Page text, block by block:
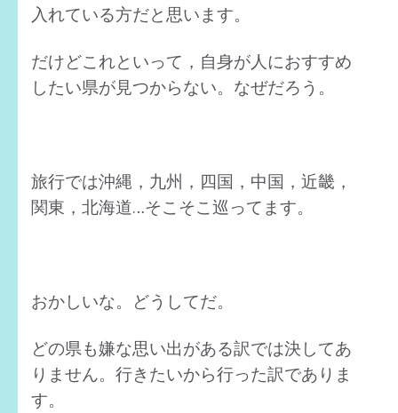
入れている方だと思います。
だけどこれといって，自身が人におすすめ
したい県が見つからない。なぜだろう。
旅行では沖縄，九州，四国，中国，近畿，
関東，北海道…そこそこ巡ってます。
おかしいな。どうしてだ。
どの県も嫌な思い出がある訳では決してあ
りません。行きたいから行った訳でありま
す。